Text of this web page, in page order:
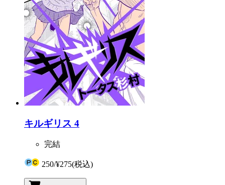
キルギリス 4
完結
250/¥275(税込)